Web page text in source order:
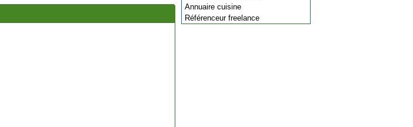
Annuaire cuisine
Référenceur freelance